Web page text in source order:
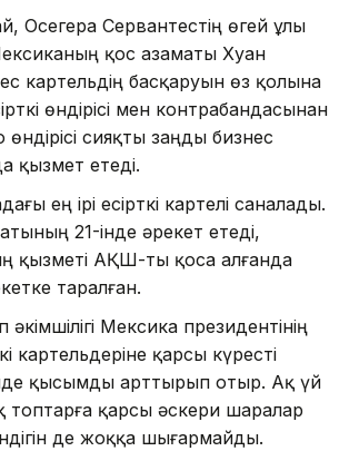
Осегера Сервантестің өгей ұлы
қос азаматы Хуан
картельдің басқаруын өз қолына
өндірісі мен контрабандасынан
сияқты заңды бизнес
қызмет етеді.
ең ірі есірткі картелі саналады.
21-інде әрекет етеді,
қызметі АҚШ-ты қоса алғанда
таралған.
Мексика президентінің
картельдеріне қарсы күресті
қысымды арттырып отыр. Ақ үй
топтарға қарсы әскери шаралар
де жоққа шығармайды.